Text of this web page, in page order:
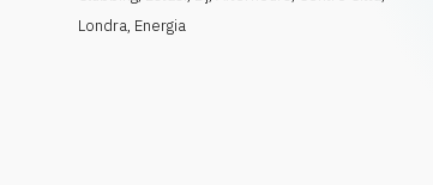
Londra, Energia